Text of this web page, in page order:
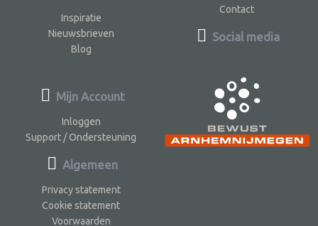
Inspiratie
Nieuwsbrieven
Blog
Contact
Social media
Mijn Account
Inloggen
Support / Ondersteuning
Algemeen
Privacy statement
Cookie statement
Voorwaarden